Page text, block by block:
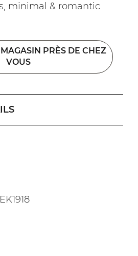
minimal & romantic
PRÈS DE CHEZ
VOUS